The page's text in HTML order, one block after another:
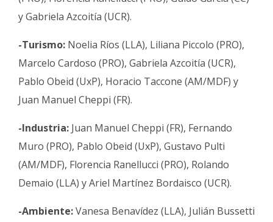
y Gabriela Azcoitía (UCR).
-Turismo: Noelia Ríos (LLA), Liliana Piccolo (PRO),
Marcelo Cardoso (PRO), Gabriela Azcoitía (UCR),
Pablo Obeid (UxP), Horacio Taccone (AM/MDF) y
Juan Manuel Cheppi (FR).
-Industria: Juan Manuel Cheppi (FR), Fernando
Muro (PRO), Pablo Obeid (UxP), Gustavo Pulti
(AM/MDF), Florencia Ranellucci (PRO), Rolando
Demaio (LLA) y Ariel Martínez Bordaisco (UCR).
-Ambiente:Vanesa Benavídez (LLA), Julián Bussetti